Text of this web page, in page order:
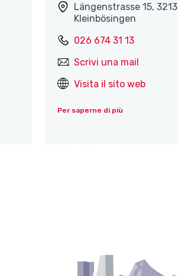
Längenstrasse 15, 3213
Kleinbösingen
026 674 31 13
Scrivi una mail
Visita il sito web
Per saperne di più